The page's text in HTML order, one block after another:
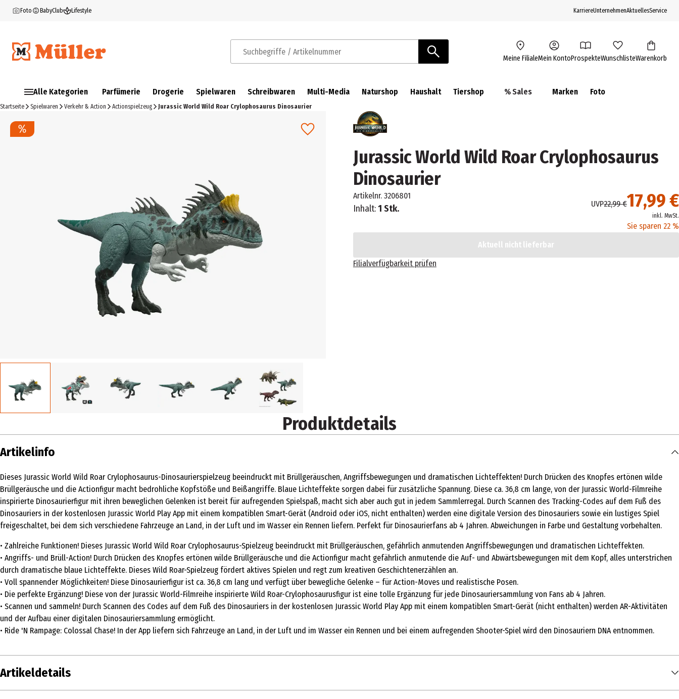
Foto BabyClub Lifestyle KarriereUnternehmenAktuellesService
Suchbegriffe / Artikelnummer Meine FilialeMein KontoProspekteWunschlisteWarenkorb
Alle Kategorien Parfümerie Drogerie Spielwaren Schreibwaren Multi-Media Naturshop Haushalt Tiershop % Sales Marken Foto
Startseite Spielwaren Verkehr & Action Actionspielzeug Jurassic World Wild Roar Crylophosaurus Dinosaurier
Jurassic World Wild Roar Crylophosaurus
Dinosaurier
Artikelnr. 3206801
Inhalt:1 Stk. 17,99 €
UVP22,99 €
inkl. MwSt.
Sie sparen 22 %
Aktuell nicht lieferbar
Filialverfügbarkeit prüfen
Produktdetails
Artikelinfo
Dieses Jurassic World Wild Roar Crylophosaurus-Dinosaurierspielzeug beeindruckt mit Brüllgeräuschen, Angriffsbewegungen und dramatischen Lichteffekten! Durch Drücken des Knopfes ertönen wilde
Brüllgeräusche und die Actionfigur macht bedrohliche Kopfstöße und Beißangriffe. Blaue Lichteffekte sorgen dabei für zusätzliche Spannung. Diese ca. 36,8 cm lange, von der Jurassic World-Filmreihe
inspirierte Dinosaurierfigur mit ihren beweglichen Gelenken ist bereit für aufregenden Spielspaß, macht sich aber auch gut in jedem Sammlerregal. Durch Scannen des Tracking-Codes auf dem Fuß des
Dinosauriers in der kostenlosen Jurassic World Play App mit einem kompatiblen Smart-Gerät (Android oder iOS, nicht enthalten) werden eine digitale Version des Dinosauriers sowie ein lustiges Spiel
freigeschaltet, bei dem sich verschiedene Fahrzeuge an Land, in der Luft und im Wasser ein Rennen liefern. Perfekt für Dinosaurierfans ab 4 Jahren. Abweichungen in Farbe und Gestaltung vorbehalten.
• Zahlreiche Funktionen! Dieses Jurassic World Wild Roar Crylophosaurus-Spielzeug beeindruckt mit Brüllgeräuschen, gefährlich anmutenden Angriffsbewegungen und dramatischen Lichteffekten.
• Angriffs- und Brüll-Action! Durch Drücken des Knopfes ertönen wilde Brüllgeräusche und die Actionfigur macht gefährlich anmutende die Auf- und Abwärtsbewegungen mit dem Kopf, alles unterstrichen
durch dramatische blaue Lichteffekte. Dieses Wild Roar-Spielzeug fördert aktives Spielen und regt zum kreativen Geschichtenerzählen an.
• Voll spannender Möglichkeiten! Diese Dinosaurierfigur ist ca. 36,8 cm lang und verfügt über bewegliche Gelenke – für Action-Moves und realistische Posen.
• Die perfekte Ergänzung! Diese von der Jurassic World-Filmreihe inspirierte Wild Roar-Crylophosaurusfigur ist eine tolle Ergänzung für jede Dinosauriersammlung von Fans ab 4 Jahren.
• Scannen und sammeln! Durch Scannen des Codes auf dem Fuß des Dinosauriers in der kostenlosen Jurassic World Play App mit einem kompatiblen Smart-Gerät (nicht enthalten) werden AR-Aktivitäten
und der Aufbau einer digitalen Dinosauriersammlung ermöglicht.
• Ride 'N Rampage: Colossal Chase! In der App liefern sich Fahrzeuge an Land, in der Luft und im Wasser ein Rennen und bei einem aufregenden Shooter-Spiel wird den Dinosauriern DNA entnommen.
Artikeldetails